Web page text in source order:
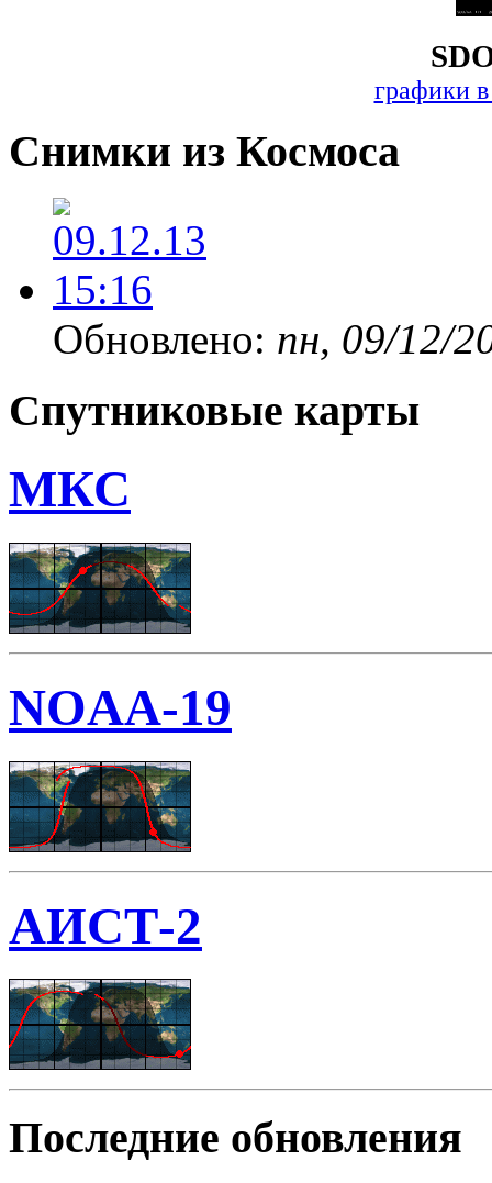
графики
Снимки из Космоса
Обновлено: пн, 09/12/
Спутниковые карты
МКС
NOAA-19
АИСТ-2
Последние обновления